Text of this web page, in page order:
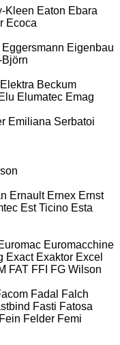
Kleen Eaton Ebara
Ecoca
Eggersmann Eigenbau
Björn
Elektra Beckum
Elu Elumatec Emag
Emiliana Serbatoi
Ernault Ernex Ernst
Est Ticino Esta
Euromacchine
Exact Exaktor Excel
FAT FFI FG Wilson
Fadal
Falch
Fasti Fatosa
Fein Felder Femi